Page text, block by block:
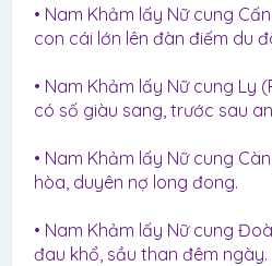
• Nam Khảm lấy Nữ cung
con cái lớn lên đàn điếm du
• Nam Khảm lấy Nữ cung Ly
có số giàu sang, trước sau
• Nam Khảm lấy Nữ cung
hòa, duyên nợ long đong.
• Nam Khảm lấy Nữ cung
đau khổ, sầu than đêm ngày.